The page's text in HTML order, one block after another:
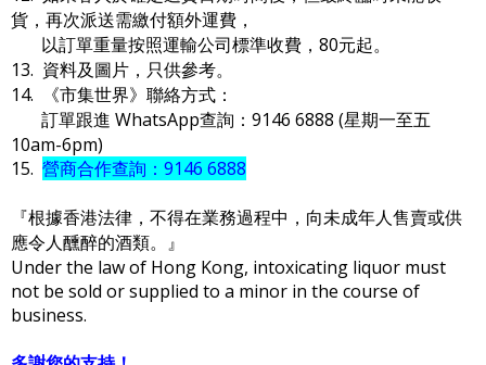
貨，再次派送需繳付額外運費，
以訂單重量按照運輸公司標準收費，80元起。
13. 資料及圖片，只供參考。
14. 《市集世界》聯絡方式：
訂單跟進 WhatsApp查詢：9146 6888 (星期一至五
10am-6pm)
15. 營商合作查詢：9146 6888
『根據香港法律，不得在業務過程中，向未成年人售賣或供
應令人醺醉的酒類。』
Under the law of Hong Kong, intoxicating liquor must
not be sold or supplied to a minor in the course of
business.